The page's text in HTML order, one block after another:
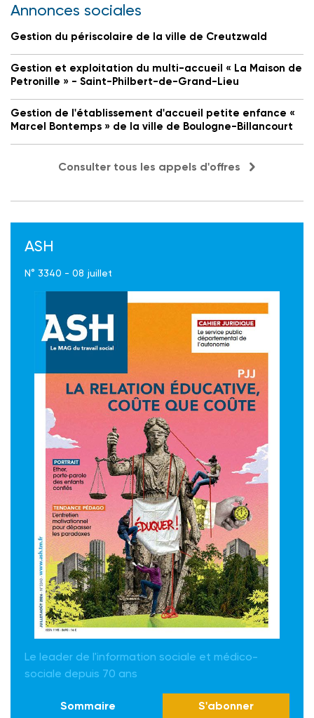
Annonces sociales
Gestion du périscolaire de la ville de Creutzwald
Gestion et exploitation du multi-accueil « La Maison de
Petronille » - Saint-Philbert-de-Grand-Lieu
Gestion de l'établissement d'accueil petite enfance «
Marcel Bontemps » de la ville de Boulogne-Billancourt
Consulter tous les appels d'offres
ASH
N° 3340 - 08 juillet
Le leader de l'information sociale et médico-
sociale depuis 70 ans
Sommaire S'abonner